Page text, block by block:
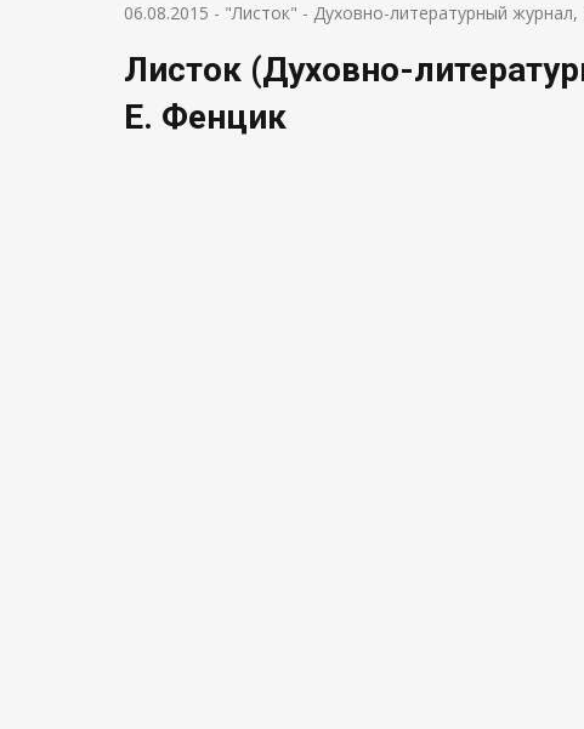
06.08.2015 - "Листок" - Духовно-литературный журнал,
Листок (Духовно-
Е. Фенцик